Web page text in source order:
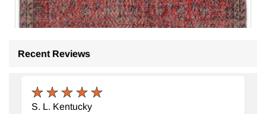
Recent Reviews
S. L. Kentucky